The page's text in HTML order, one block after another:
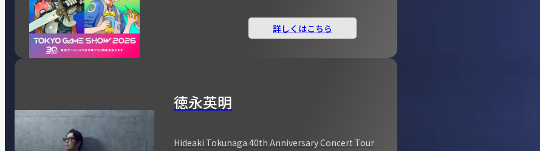
詳しくはこちら
徳永英明
Hideaki Tokunaga 40th Anniversary Concert Tour